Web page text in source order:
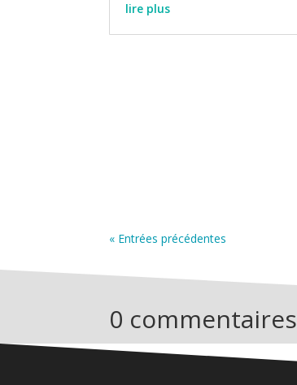
lire plus
« Entrées précédentes
0 commentaires